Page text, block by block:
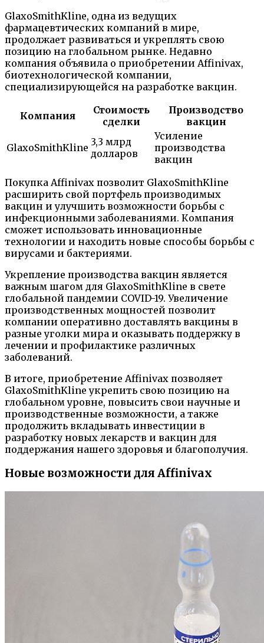
GlaxoSmithKline, одна из ведущих
фармацевтических компаний в мире,
продолжает развиваться и укреплять свою
позицию на глобальном рынке. Недавно
компания объявила о приобретении Affinivax,
биотехнологической компании,
специализирующейся на разработке вакцин.
Компания
Стоимость
сделки
Производство
вакцин
GlaxoSmithKline 3,3 млрд
долларов
Усиление
производства
вакцин
Покупка Affinivax позволит GlaxoSmithKline
расширить свой портфель производимых
вакцин и улучшить возможности борьбы с
инфекционными заболеваниями. Компания
сможет использовать инновационные
технологии и находить новые способы борьбы с
вирусами и бактериями.
Укрепление производства вакцин является
важным шагом для GlaxoSmithKline в свете
глобальной пандемии COVID-19. Увеличение
производственных мощностей позволит
компании оперативно доставлять вакцины в
разные уголки мира и оказывать поддержку в
лечении и профилактике различных
заболеваний.
В итоге, приобретение Affinivax позволяет
GlaxoSmithKline укрепить свою позицию на
глобальном уровне, повысить свои научные и
производственные возможности, а также
продолжить вкладывать инвестиции в
разработку новых лекарств и вакцин для
поддержания нашего здоровья и благополучия.
Новые возможности для Affinivax